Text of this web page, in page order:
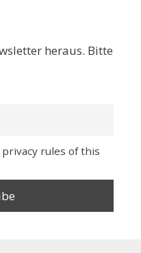
heraus. Bitte
rules of this